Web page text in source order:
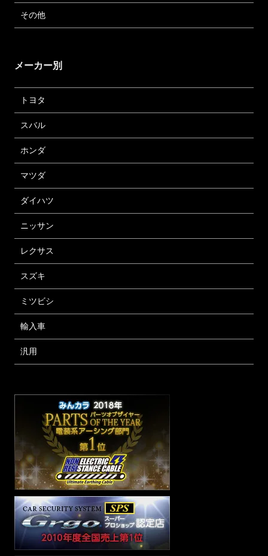
その他
メーカー別
トヨタ
スバル
ホンダ
マツダ
ダイハツ
ニッサン
レクサス
スズキ
ミツビシ
輸入車
汎用